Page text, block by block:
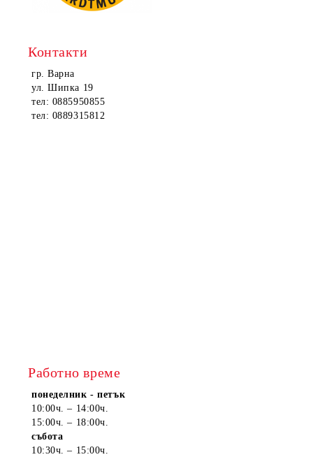
Контакти
гр. Варна
ул. Шипка 19
тел: 0885950855
тел: 0889315812
Работно време
понеделник - петък
10:00ч. – 14:00ч.
15:00ч. – 18:00ч.
събота
10:30ч. – 15:00ч.